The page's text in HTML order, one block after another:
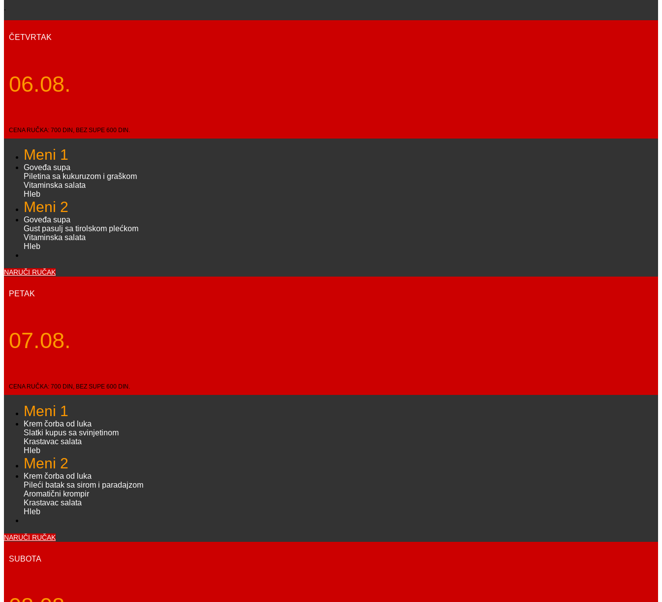
.
ČETVRTAK
06.08.
CENA RUČKA: 700 DIN, BEZ SUPE 600 DIN.
Meni 1
Goveđa supa
Piletina sa kukuruzom i graškom
Vitaminska salata
Hleb
Meni 2
Goveđa supa
Gust pasulj sa tirolskom plećkom
Vitaminska salata
Hleb
NARUČI RUČAK
PETAK
07.08.
CENA RUČKA: 700 DIN, BEZ SUPE 600 DIN.
Meni 1
Krem čorba od luka
Slatki kupus sa svinjetinom
Krastavac salata
Hleb
Meni 2
Krem čorba od luka
Pileći batak sa sirom i paradajzom
Aromatični krompir
Krastavac salata
Hleb
NARUČI RUČAK
SUBOTA